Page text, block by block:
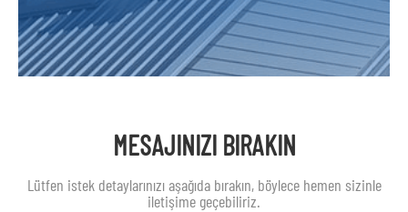
MESAJINIZI BIRAKIN
Lütfen istek detaylarınızı aşağıda bırakın, böylece hemen sizinle
iletişime geçebiliriz.